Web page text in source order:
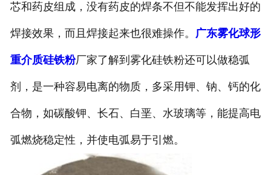
芯和药皮组成，没有药皮的焊条不但不能发挥出好的
焊接效果，而且焊接起来也很难操作。 广东雾化球形
重介质硅铁粉厂家了解到雾化硅铁粉还可以做稳弧
剂，是一种容易电离的物质，多采用钾、钠、钙的化
合物，如碳酸钾、长石、白垩、水玻璃等，能提高电
弧燃烧稳定性，并使电弧易于引燃。